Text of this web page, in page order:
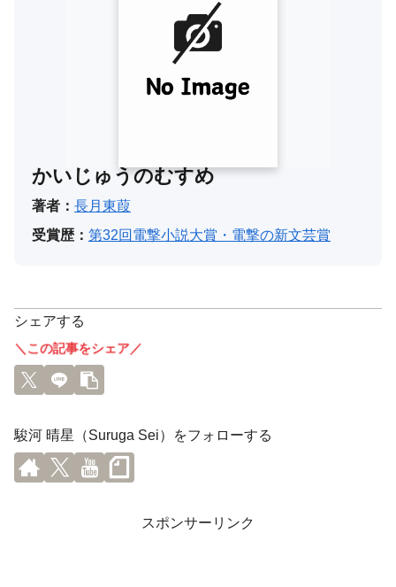
かいじゅうのむすめ
著者： 長月東葭
受賞歴： 第32回電撃小説大賞・電撃の新文芸賞
シェアする
＼この記事をシェア／
駿河 晴星（Suruga Sei）をフォローする
スポンサーリンク